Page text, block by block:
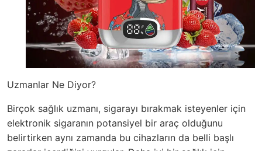
Uzmanlar Ne Diyor?
Birçok sağlık uzmanı, sigarayı bırakmak isteyenler için
elektronik sigaranın potansiyel bir araç olduğunu
belirtirken aynı zamanda bu cihazların da belli başlı